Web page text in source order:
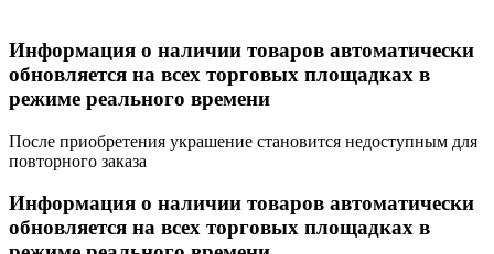
Информация о наличии товаров автоматически
обновляется на всех торговых площадках в
режиме реального времени
После приобретения украшение становится недоступным для
повторного заказа
Информация о наличии товаров автоматически
обновляется на всех торговых площадках в